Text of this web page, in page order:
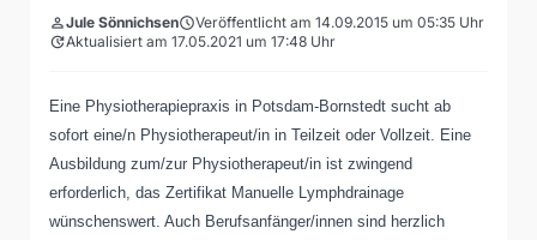
personJule SönnichsenscheduleVeröffentlicht am 14.09.2015 um 05:35 Uhr
updateAktualisiert am 17.05.2021 um 17:48 Uhr
Eine Physiotherapiepraxis in Potsdam-Bornstedt sucht ab
sofort eine/n Physiotherapeut/in in Teilzeit oder Vollzeit. Eine
Ausbildung zum/zur Physiotherapeut/in ist zwingend
erforderlich, das Zertifikat Manuelle Lymphdrainage
wünschenswert. Auch Berufsanfänger/innen sind herzlich